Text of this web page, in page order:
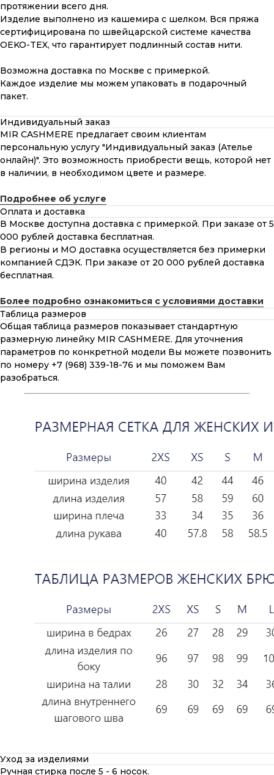
протяжении всего дня.
Изделие выполнено из кашемира с шелком. Вся пряжа
сертифицирована по швейцарской системе качества
OEKO-TEX, что гарантирует подлинный состав нити.
Возможна доставка по Москве с примеркой.
Каждое изделие мы можем упаковать в подарочный
пакет.
Индивидуальный заказ
MIR CASHMERE предлагает своим клиентам
персональную услугу "Индивидуальный заказ (Ателье
онлайн)". Это возможность приобрести вещь, которой нет
в наличии, в необходимом цвете и размере.
Подробнее об услуге
Оплата и доставка
В Москве доступна доставка с примеркой. При заказе от 5
000 рублей доставка бесплатная.
В регионы и МО доставка осуществляется без примерки
компанией СДЭК. При заказе от 20 000 рублей доставка
бесплатная.
Более подробно ознакомиться с условиями доставки
Таблица размеров
Общая таблица размеров показывает стандартную
размерную линейку MIR CASHMERE. Для уточнения
параметров по конкретной модели Вы можете позвонить
по номеру +7 (968) 339-18-76 и мы поможем Вам
разобраться.
Уход за изделиями
Ручная стирка после 5 - 6 носок.